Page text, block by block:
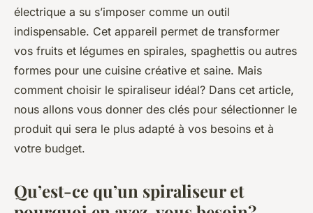
Mia•10 mars 2024•5 min de lecture
électrique a su s’imposer comme un outil
indispensable. Cet appareil permet de transformer
vos fruits et légumes en spirales, spaghettis ou autres
formes pour une cuisine créative et saine. Mais
comment choisir le spiraliseur idéal? Dans cet article,
nous allons vous donner des clés pour sélectionner le
produit qui sera le plus adapté à vos besoins et à
votre budget.
Qu’est-ce qu’un spiraliseur et